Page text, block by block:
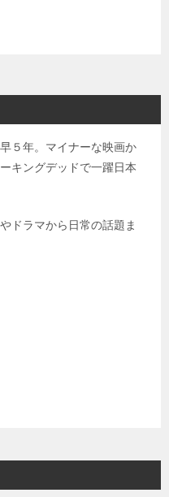
５年。マイナーな映画か
キングデッドで一躍日本
ドラマから日常の話題ま